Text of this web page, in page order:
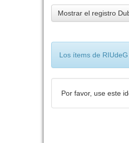
Mostrar el registro
Los ítems de
Por favor, use este